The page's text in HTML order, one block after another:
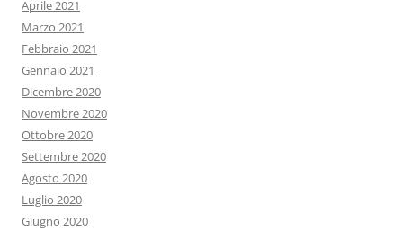
Aprile 2021
Marzo 2021
Febbraio 2021
Gennaio 2021
Dicembre 2020
Novembre 2020
Ottobre 2020
Settembre 2020
Agosto 2020
Luglio 2020
Giugno 2020